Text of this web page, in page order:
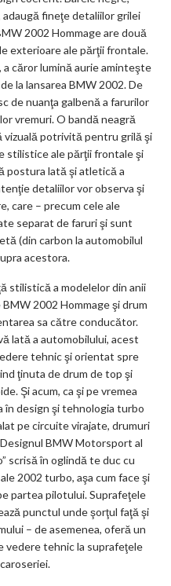
fineţe detaliilor grilei
2002 Hommage are două
exterioare ale părţii frontale.
căror lumină aurie aminteşte
la lansarea BMW 2002. De
de nuanţa galbenă a farurilor
vremuri. O bandă neagră
potrivită pentru grilă şi
stilistice ale părţii frontale şi
postura lată şi atletică a
detaliilor vor observa şi
care – precum cele ale
separat de faruri şi sunt
(din carbon la automobilul
acestora.
stilistică a modelelor din anii
2002 Hommage şi drum
sa către conducător.
lată a automobilului, acest
tehnic şi orientat spre
ţinuta de drum de top şi
Şi acum, ca şi pe vremea
în design şi tehnologia turbo
pe circuite virajate, drumuri
BMW Motorsport al
scrisă în oglindă te duc cu
2002 turbo, aşa cum face şi
partea pilotului. Suprafeţele
punctul unde şorţul faţă şi
– de asemenea, oferă un
tehnic la suprafeţele